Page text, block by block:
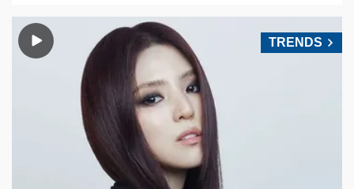
TRENDS